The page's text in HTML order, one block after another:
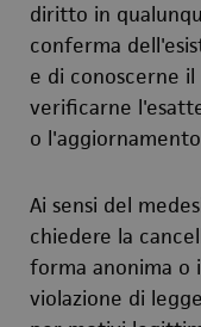
diritto in
conferma
e di conoscerne
verificarne
o
Ai sensi del
chiedere la
forma anonima
violazione di